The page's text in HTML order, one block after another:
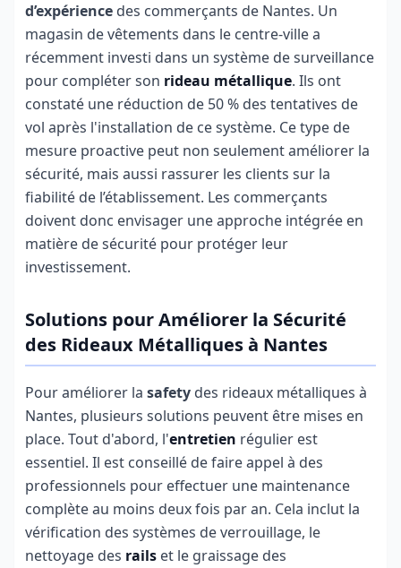
d’expérience des commerçants de Nantes. Un
magasin de vêtements dans le centre-ville a
récemment investi dans un système de surveillance
pour compléter son rideau métallique. Ils ont
constaté une réduction de 50 % des tentatives de
vol après l'installation de ce système. Ce type de
mesure proactive peut non seulement améliorer la
sécurité, mais aussi rassurer les clients sur la
fiabilité de l’établissement. Les commerçants
doivent donc envisager une approche intégrée en
matière de sécurité pour protéger leur
investissement.
Solutions pour Améliorer la Sécurité
des Rideaux Métalliques à Nantes
Pour améliorer la safety des rideaux métalliques à
Nantes, plusieurs solutions peuvent être mises en
place. Tout d'abord, l'entretien régulier est
essentiel. Il est conseillé de faire appel à des
professionnels pour effectuer une maintenance
complète au moins deux fois par an. Cela inclut la
vérification des systèmes de verrouillage, le
nettoyage des rails et le graissage des